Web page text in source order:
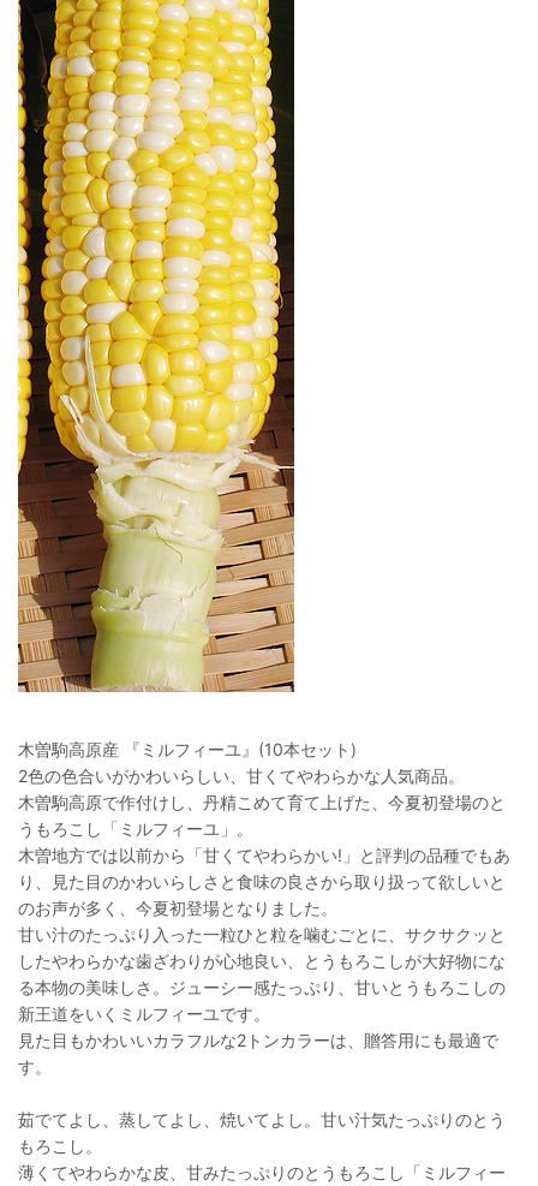
木曽駒高原産 『ミルフィーユ』(10本セット)
2色の色合いがかわいらしい、甘くてやわらかな人気商品。
木曽駒高原で作付けし、丹精こめて育て上げた、今夏初登場のと
うもろこし「ミルフィーユ」。
木曽地方では以前から「甘くてやわらかい!」と評判の品種でもあ
り、見た目のかわいらしさと食味の良さから取り扱って欲しいと
のお声が多く、今夏初登場となりました。
甘い汁のたっぷり入った一粒ひと粒を噛むごとに、サクサクッと
したやわらかな歯ざわりが心地良い、とうもろこしが大好物にな
る本物の美味しさ。ジューシー感たっぷり、甘いとうもろこしの
新王道をいくミルフィーユです。
見た目もかわいいカラフルな2トンカラーは、贈答用にも最適で
す。
茹でてよし、蒸してよし、焼いてよし。甘い汁気たっぷりのとう
もろこし。
薄くてやわらかな皮、甘みたっぷりのとうもろこし「ミルフィー